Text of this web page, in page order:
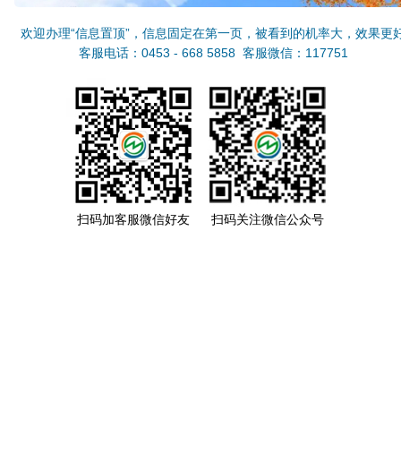
欢迎办理“信息置顶”，信息固定在第一页，被看到的机率大，效果更
客服电话：0453 - 668 5858 客服微信：117751
扫码加客服微信好友 扫码关注微信公众号